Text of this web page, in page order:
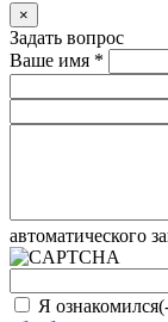
×
Задать вопрос
Ваше имя *
автоматического
Я